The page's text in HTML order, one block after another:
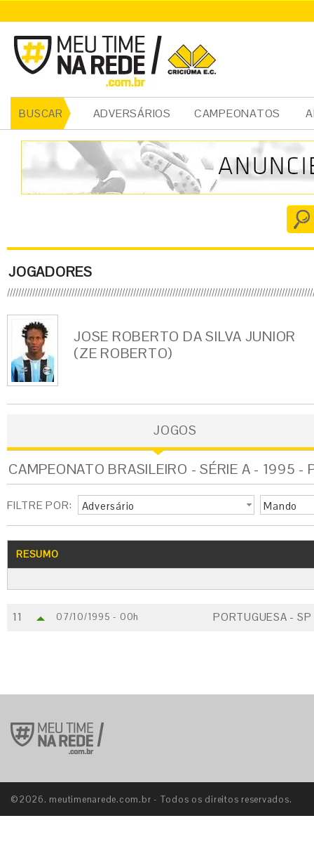
BUSCAR ADVERSÁRIOS CAMPEONATOS
JOGADORES
JOSE ROBERTO DA SILVA JUNIOR
(ZE ROBERTO)
JOGOS
CAMPEONATO BRASILEIRO - SÉRIE A - 1995 -
FILTRE POR: Adversário Mando
RESUMO
11 07/10/1995 - 00h PORTUGUESA - SP
©2026. meutimenarede.com.br - Todos os direitos reservados.